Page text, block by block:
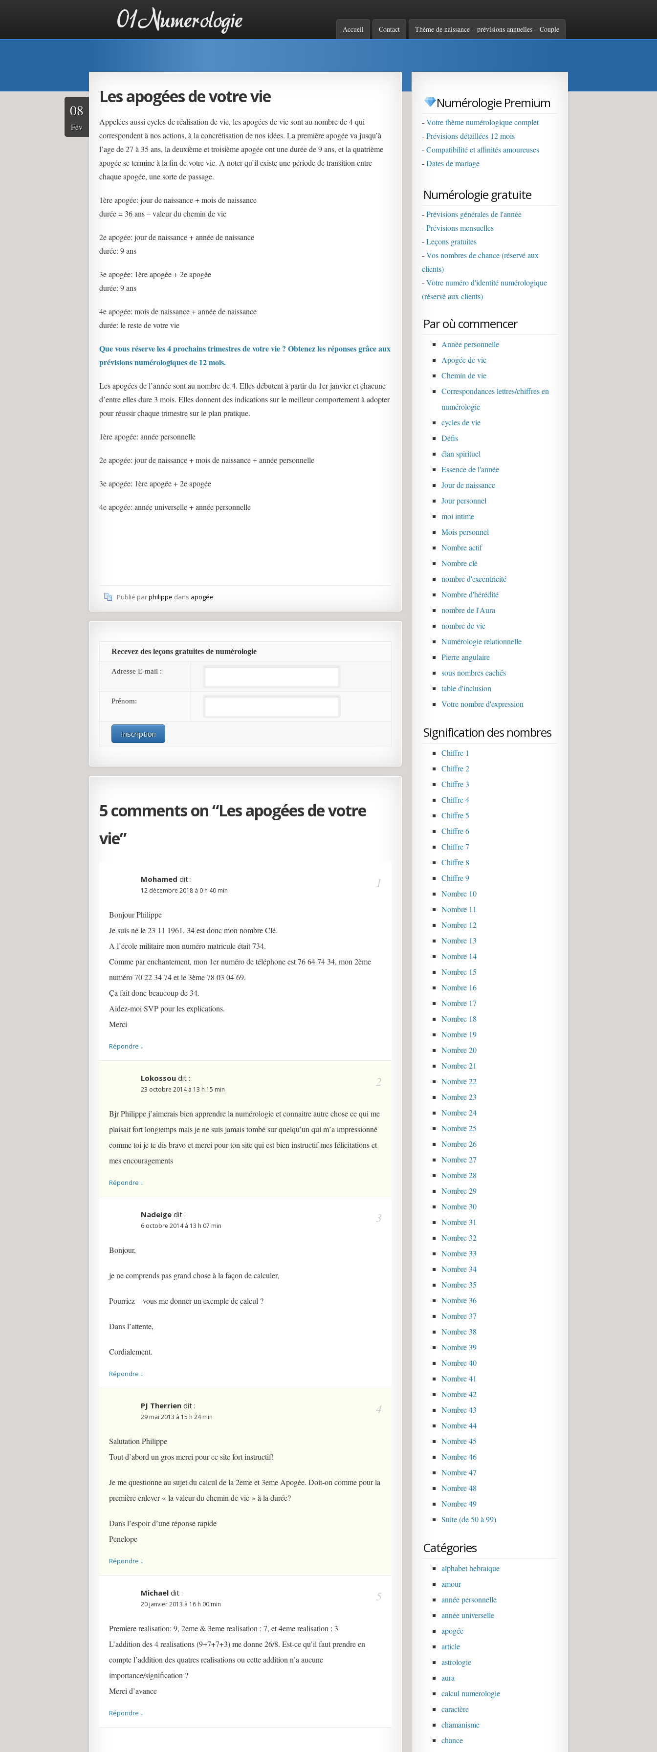
01 Numérologie : analyse par les nombres de votre
Menu principal
Accueil Contact Thème de naissance – prévisions annuelles – Couple
Les apogées de votre vie
08
Fév
Appelées aussi cycles de réalisation de vie, les apogées de vie sont au nombre de 4 qui
correspondent à nos actions, à la concrétisation de nos idées. La première apogée va jusqu’à
l’age de 27 à 35 ans, la deuxième et troisième apogée ont une durée de 9 ans, et la quatrième
apogée se termine à la fin de votre vie. A noter qu’il existe une période de transition entre
chaque apogée, une sorte de passage.
1ère apogée: jour de naissance + mois de naissance
durée = 36 ans – valeur du chemin de vie
2e apogée: jour de naissance + année de naissance
durée: 9 ans
3e apogée: 1ère apogée + 2e apogée
durée: 9 ans
4e apogée: mois de naissance + année de naissance
durée: le reste de votre vie
Que vous réserve les 4 prochains trimestres de votre vie ? Obtenez les réponses grâce aux
prévisions numérologiques de 12 mois.
Les apogées de l’année sont au nombre de 4. Elles débutent à partir du 1er janvier et chacune
d’entre elles dure 3 mois. Elles donnent des indications sur le meilleur comportement à adopter
pour réussir chaque trimestre sur le plan pratique.
1ère apogée: année personnelle
2e apogée: jour de naissance + mois de naissance + année personnelle
3e apogée: 1ère apogée + 2e apogée
4e apogée: année universelle + année personnelle
Publié parphilippe dans apogée
Recevez des leçons gratuites de numérologie
Adresse E-mail :
Prénom:
5 comments on “Les apogées de votre
vie”
Mohamed dit :
12 décembre 2018 à 0 h 40 min
Bonjour Philippe
Je suis né le 23 11 1961. 34 est donc mon nombre Clé.
A l’école militaire mon numéro matricule était 734.
Comme par enchantement, mon 1er numéro de téléphone est 76 64 74 34, mon 2ème
numéro 70 22 34 74 et le 3ème 78 03 04 69.
Ça fait donc beaucoup de 34.
Aidez-moi SVP pour les explications.
Merci
Répondre ↓
Lokossou dit :
23 octobre 2014 à 13 h 15 min
Bjr Philippe j’aimerais bien apprendre la numérologie et connaitre autre chose ce qui me
plaisait fort longtemps mais je ne suis jamais tombé sur quelqu’un qui m’a impressionné
comme toi je te dis bravo et merci pour ton site qui est bien instructif mes félicitations et
mes encouragements
Répondre ↓
Nadeige dit :
6 octobre 2014 à 13 h 07 min
Bonjour,
je ne comprends pas grand chose à la façon de calculer,
Pourriez – vous me donner un exemple de calcul ?
Dans l’attente,
Cordialement.
Répondre ↓
PJ Therrien dit :
29 mai 2013 à 15 h 24 min
Salutation Philippe
Tout d’abord un gros merci pour ce site fort instructif!
Je me questionne au sujet du calcul de la 2eme et 3eme Apogée. Doit-on comme pour la
première enlever « la valeur du chemin de vie » à la durée?
Dans l’espoir d’une réponse rapide
Penelope
Répondre ↓
Michael dit :
20 janvier 2013 à 16 h 00 min
Premiere realisation: 9, 2eme & 3eme realisation : 7, et 4eme realisation : 3
L’addition des 4 realisations (9+7+7+3) me donne 26/8. Est-ce qu’il faut prendre en
compte l’addition des quatres realisations ou cette addition n’a aucune
importance/signification ?
Merci d’avance
Répondre ↓
Numérologie Premium
-Votre thème numérologique complet
-Prévisions détaillées 12 mois
-Compatibilité et affinités amoureuses
-Dates de mariage
Numérologie gratuite
-Prévisions générales de l'année
-Prévisions mensuelles
-Leçons gratuites
-Vos nombres de chance (réservé aux
clients)
-Votre numéro d'identité numérologique
(réservé aux clients)
Par où commencer
Année personnelle
Apogée de vie
Chemin de vie
Correspondances lettres/chiffres en
numérologie
cycles de vie
Défis
élan spirituel
Essence de l'année
Jour de naissance
Jour personnel
moi intime
Mois personnel
Nombre actif
Nombre clé
nombre d'excentricité
Nombre d'hérédité
nombre de l'Aura
nombre de vie
Numérologie relationnelle
Pierre angulaire
sous nombres cachés
table d'inclusion
Votre nombre d'expression
Signification des nombres
Chiffre 1
Chiffre 2
Chiffre 3
Chiffre 4
Chiffre 5
Chiffre 6
Chiffre 7
Chiffre 8
Chiffre 9
Nombre 10
Nombre 11
Nombre 12
Nombre 13
Nombre 14
Nombre 15
Nombre 16
Nombre 17
Nombre 18
Nombre 19
Nombre 20
Nombre 21
Nombre 22
Nombre 23
Nombre 24
Nombre 25
Nombre 26
Nombre 27
Nombre 28
Nombre 29
Nombre 30
Nombre 31
Nombre 32
Nombre 33
Nombre 34
Nombre 35
Nombre 36
Nombre 37
Nombre 38
Nombre 39
Nombre 40
Nombre 41
Nombre 42
Nombre 43
Nombre 44
Nombre 45
Nombre 46
Nombre 47
Nombre 48
Nombre 49
Suite (de 50 à 99)
Catégories
alphabet hebraique
amour
année personnelle
année universelle
apogée
article
astrologie
aura
calcul numerologie
caractère
chamanisme
chance